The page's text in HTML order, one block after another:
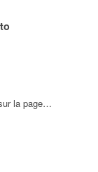
la page…